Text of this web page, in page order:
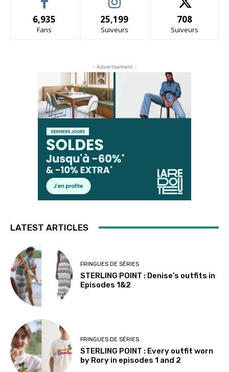
6,935
Fans
25,199
Suiveurs
708
Suiveurs
- Advertisement -
LATEST ARTICLES
FRINGUES DE SÉRIES
STERLING POINT : Denise’s outfits in
Episodes 1&2
FRINGUES DE SÉRIES
STERLING POINT : Every outfit worn
by Rory in episodes 1 and 2